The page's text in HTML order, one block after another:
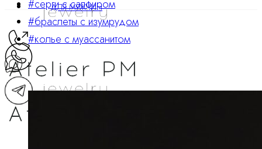
#серги с сапфиром
#браслеты с изумрудом
#колье с муассанитом
ДЛЯ МУЖЧИН